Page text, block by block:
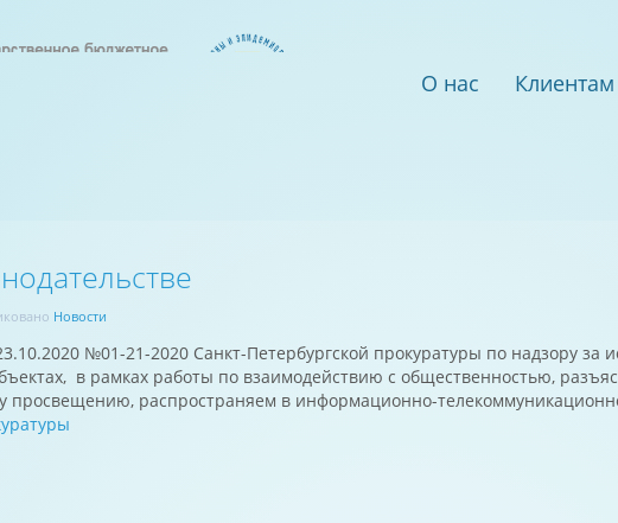
О нас Клиентам
Новости
№01-21-2020 Санкт-Петербургской прокуратуры по надзору за
в рамках работы по взаимодействию с общественностью,
просвещению, распространяем в информационно-